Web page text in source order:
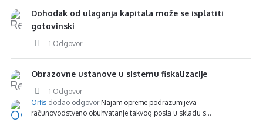
Dohodak od ulaganja kapitala može se isplatiti
gotovinski
1 Odgovor
Obrazovne ustanove u sistemu fiskalizacije
1 Odgovor
Orfis dodao odgovor Najam opreme podrazumijeva
računovodstveno obuhvatanje takvog posla u skladu s…